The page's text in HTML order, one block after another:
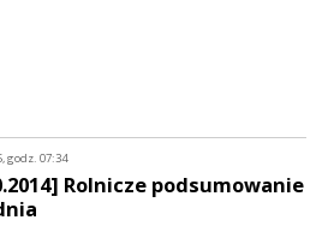
godz. 07:34
Rolnicze podsumowanie